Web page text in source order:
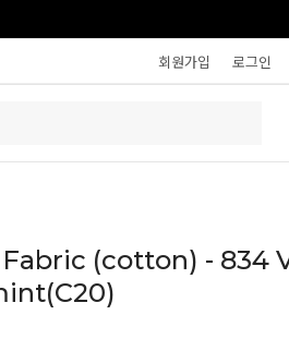
회원가입 로그인
Fabric (cotton) - 834